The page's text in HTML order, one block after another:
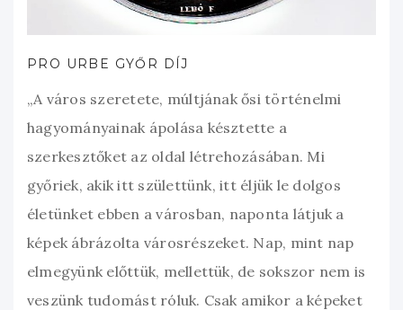
PRO URBE GYŐR DÍJ
„A város szeretete, múltjának ősi történelmi
hagyományainak ápolása késztette a
szerkesztőket az oldal létrehozásában. Mi
győriek, akik itt születtünk, itt éljük le dolgos
életünket ebben a városban, naponta látjuk a
képek ábrázolta városrészeket. Nap, mint nap
elmegyünk előttük, mellettük, de sokszor nem is
veszünk tudomást róluk. Csak amikor a képeket